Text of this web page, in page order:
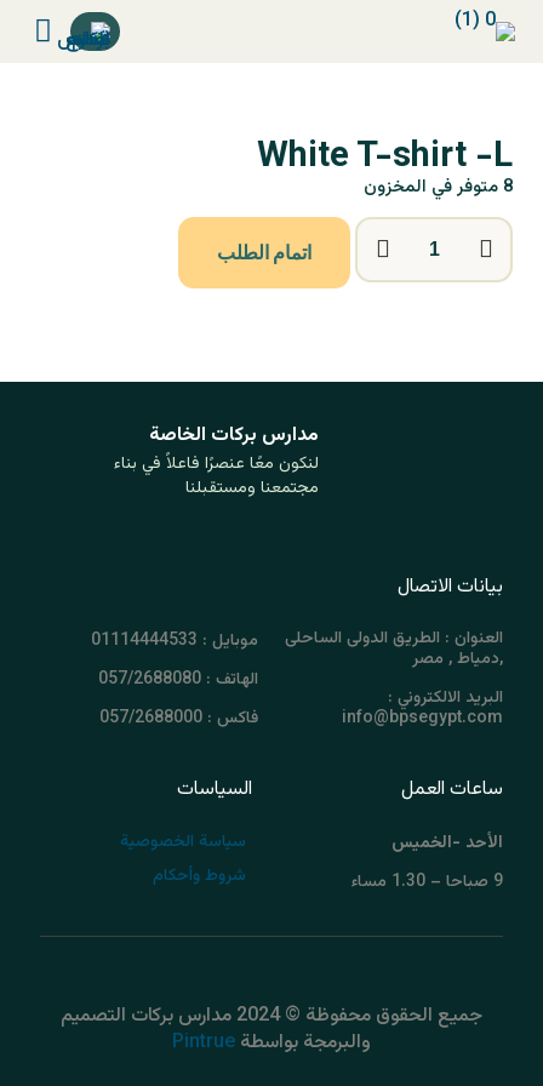
White T-shirt -L
8 متوفر في المخزون
اتمام الطلب
مدارس بركات ‏الخاصة
لنكون معًا عنصرًا فاعلاً في بناء
مجتمعنا ومستقبلنا
بيانات الاتصال
العنوان : الطريق الدولى الساحلى
,دمياط , مصر
البريد الالكتروني :
info@bpsegypt.com
موبايل : 01114444533
الهاتف : 057/2688080
فاكس : 057/2688000
ساعات العمل
الأحد -الخميس
9 صباحا – 1.30 مساء
السياسات
سياسة الخصوصية
شروط وأحكام
جميع الحقوق محفوظة © 2024 مدارس بركات التصميم
والبرمجة بواسطة Pintrue